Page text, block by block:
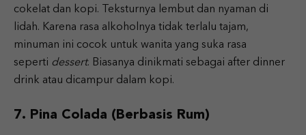
cokelat dan kopi. Teksturnya lembut dan nyaman di
lidah. Karena rasa alkoholnya tidak terlalu tajam,
minuman ini cocok untuk wanita yang suka rasa
seperti dessert. Biasanya dinikmati sebagai after dinner
drink atau dicampur dalam kopi.
7. Pina Colada (Berbasis Rum)